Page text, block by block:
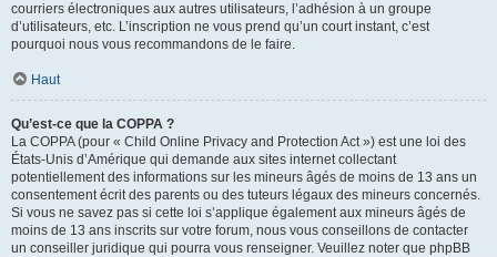
courriers électroniques aux autres utilisateurs, l’adhésion à un groupe
d’utilisateurs, etc. L’inscription ne vous prend qu’un court instant, c’est
pourquoi nous vous recommandons de le faire.
Haut
Qu’est-ce que la COPPA ?
La COPPA (pour « Child Online Privacy and Protection Act ») est une loi des
États-Unis d’Amérique qui demande aux sites internet collectant
potentiellement des informations sur les mineurs âgés de moins de 13 ans un
consentement écrit des parents ou des tuteurs légaux des mineurs concernés.
Si vous ne savez pas si cette loi s’applique également aux mineurs âgés de
moins de 13 ans inscrits sur votre forum, nous vous conseillons de contacter
un conseiller juridique qui pourra vous renseigner. Veuillez noter que phpBB